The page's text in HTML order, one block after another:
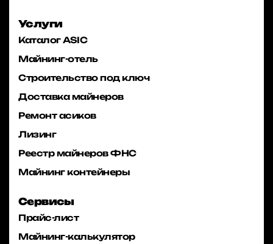
Услуги
Каталог ASIC
Майнинг-отель
Строительство под ключ
Доставка майнеров
Ремонт асиков
Лизинг
Реестр майнеров ФНС
Майнинг контейнеры
Сервисы
Прайс-лист
Майнинг-калькулятор